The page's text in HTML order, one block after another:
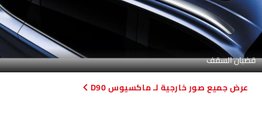
قضبان السقف
صور خارجية لـ ماكسيوس D90